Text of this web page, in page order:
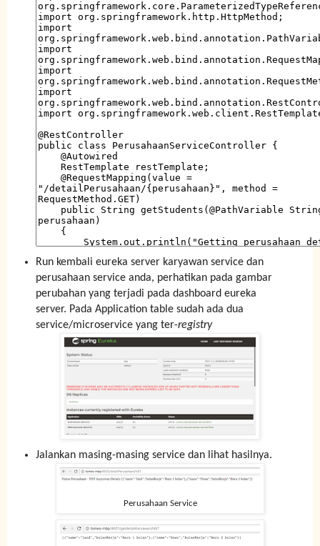
Run kembali eureka server karyawan service dan
perusahaan service anda, perhatikan pada gambar
perubahan yang terjadi pada dashboard eureka
server. Pada Application table sudah ada dua
service/microservice yang ter-registry
Jalankan masing-masing service dan lihat hasilnya.
Perusahaan Service